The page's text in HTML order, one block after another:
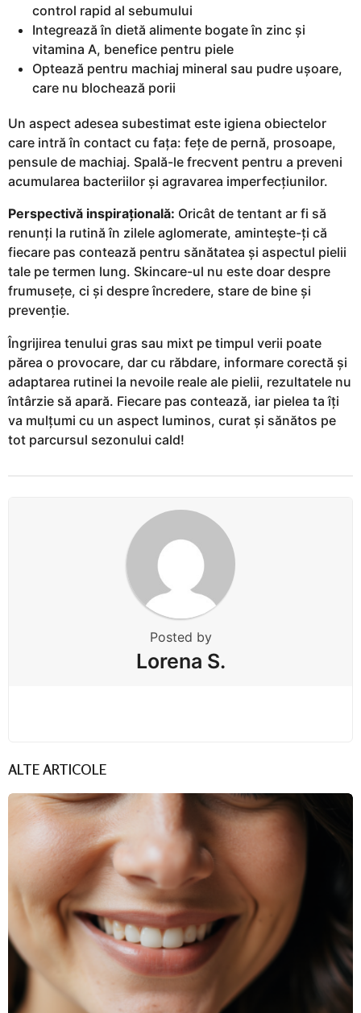
control rapid al sebumului
Integrează în dietă alimente bogate în zinc și
vitamina A, benefice pentru piele
Optează pentru machiaj mineral sau pudre ușoare,
care nu blochează porii
Un aspect adesea subestimat este igiena obiectelor
care intră în contact cu fața: fețe de pernă, prosoape,
pensule de machiaj. Spală-le frecvent pentru a preveni
acumularea bacteriilor și agravarea imperfecțiunilor.
Perspectivă inspirațională: Oricât de tentant ar fi să
renunți la rutină în zilele aglomerate, amintește-ți că
fiecare pas contează pentru sănătatea și aspectul pielii
tale pe termen lung. Skincare-ul nu este doar despre
frumusețe, ci și despre încredere, stare de bine și
prevenție.
Îngrijirea tenului gras sau mixt pe timpul verii poate
părea o provocare, dar cu răbdare, informare corectă și
adaptarea rutinei la nevoile reale ale pielii, rezultatele nu
întârzie să apară. Fiecare pas contează, iar pielea ta îți
va mulțumi cu un aspect luminos, curat și sănătos pe
tot parcursul sezonului cald!
Posted by
Lorena S.
ALTE ARTICOLE